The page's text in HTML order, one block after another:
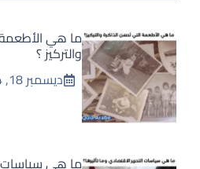
ما هي الأطعمة
والتركيز ؟
ديسمبر 18, 2024
ما هي سياسات